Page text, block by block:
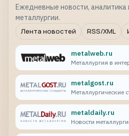
Ежедневные новости, аналитика
металлургии.
Лента новостей
RSS/XML
metalweb.ru
Металлургия в
metalgost.ru
Металлургические
metaldaily.ru
Новости